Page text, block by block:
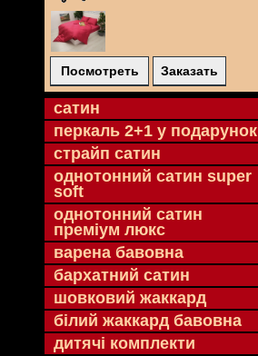
Посмотреть Заказать
cатин
перкаль 2+1 у подарунок
страйп сатин
однотонний сатин super
soft
однотонний сатин
преміум люкс
варена бавовна
бархатний сатин
шовковий жаккард
білий жаккард бавовна
дитячі комплекти